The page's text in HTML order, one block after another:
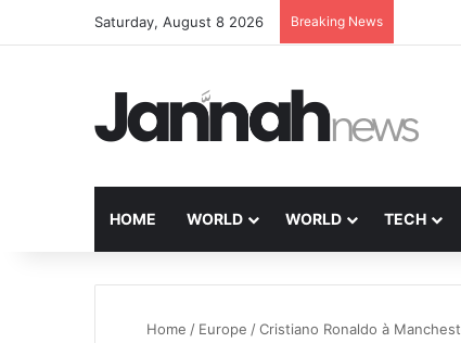
Saturday, August 8 2026 Breaking News
HOME WORLD WORLD TECH
Home / Europe /Cristiano Ronaldo à